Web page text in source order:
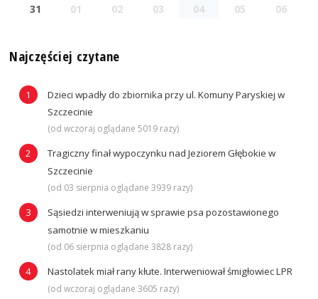
31 01 02 03 04 05 06
Najczęściej czytane
Dzieci wpadły do zbiornika przy ul. Komuny Paryskiej w
Szczecinie
(od wczoraj oglądane 5019 razy)
Tragiczny finał wypoczynku nad Jeziorem Głębokie w
Szczecinie
(od 03 sierpnia oglądane 3939 razy)
Sąsiedzi interweniują w sprawie psa pozostawionego
samotnie w mieszkaniu
(od 06 sierpnia oglądane 3828 razy)
Nastolatek miał rany kłute. Interweniował śmigłowiec LPR
(od wczoraj oglądane 3605 razy)